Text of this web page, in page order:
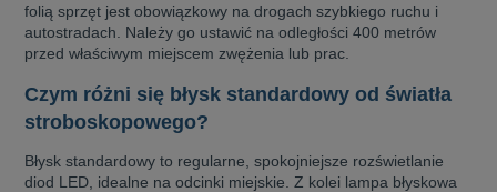
folią sprzęt jest obowiązkowy na drogach szybkiego ruchu i
autostradach. Należy go ustawić na odległości 400 metrów
przed właściwym miejscem zwężenia lub prac.
Czym różni się błysk standardowy od światła
stroboskopowego?
Błysk standardowy to regularne, spokojniejsze rozświetlanie
diod LED, idealne na odcinki miejskie. Z kolei lampa błyskowa